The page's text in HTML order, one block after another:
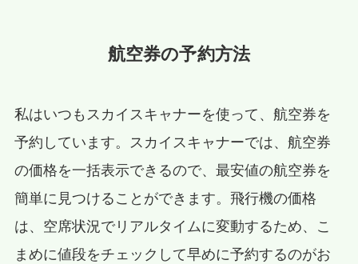
航空券の予約方法
私はいつもスカイスキャナーを使って、航空券を
予約しています。スカイスキャナーでは、航空券
の価格を一括表示できるので、最安値の航空券を
簡単に見つけることができます。飛行機の価格
は、空席状況でリアルタイムに変動するため、こ
まめに値段をチェックして早めに予約するのがお